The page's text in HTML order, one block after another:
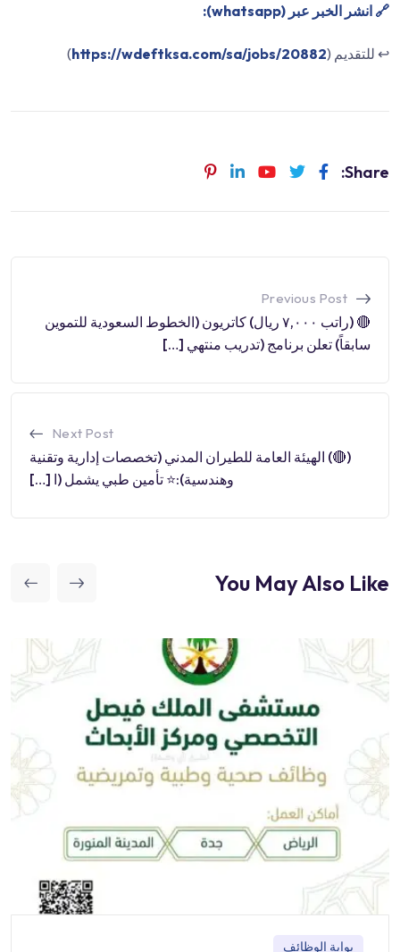
🔗 انشر الخبر عبر (whatsapp):
↩️ للتقديم (https://wdeftksa.com/sa/jobs/20882
)
Share:
Previous Post
🔴 (راتب ٧,٠٠٠ ريال) كاتريون (الخطوط السعودية للتموين
سابقاً) تعلن برنامج (تدريب منتهي […]
Next Post
(🔴) الهيئة العامة للطيران المدني (تخصصات إدارية وتقنية
وهندسية):⭐️ تأمين طبي يشمل (ا […]
You May Also Like
بوابة الوظائف